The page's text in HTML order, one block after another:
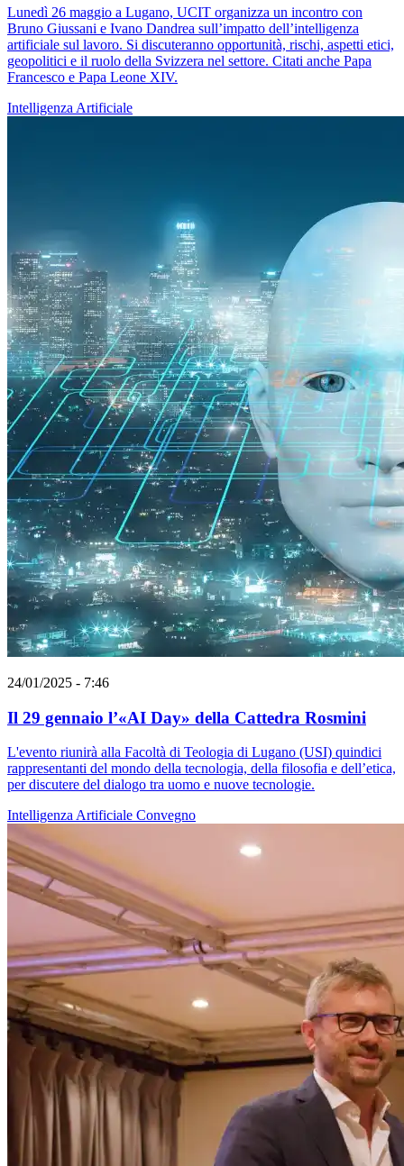
Lunedì 26 maggio a Lugano, UCIT organizza un incontro con
Bruno Giussani e Ivano Dandrea sull’impatto dell’intelligenza
artificiale sul lavoro. Si discuteranno opportunità, rischi, aspetti etici,
geopolitici e il ruolo della Svizzera nel settore. Citati anche Papa
Francesco e Papa Leone XIV.
Intelligenza Artificiale
24/01/2025 - 7:46
Il 29 gennaio l’«AI Day» della Cattedra Rosmini
L'evento riunirà alla Facoltà di Teologia di Lugano (USI) quindici
rappresentanti del mondo della tecnologia, della filosofia e dell’etica,
per discutere del dialogo tra uomo e nuove tecnologie.
Intelligenza Artificiale Convegno